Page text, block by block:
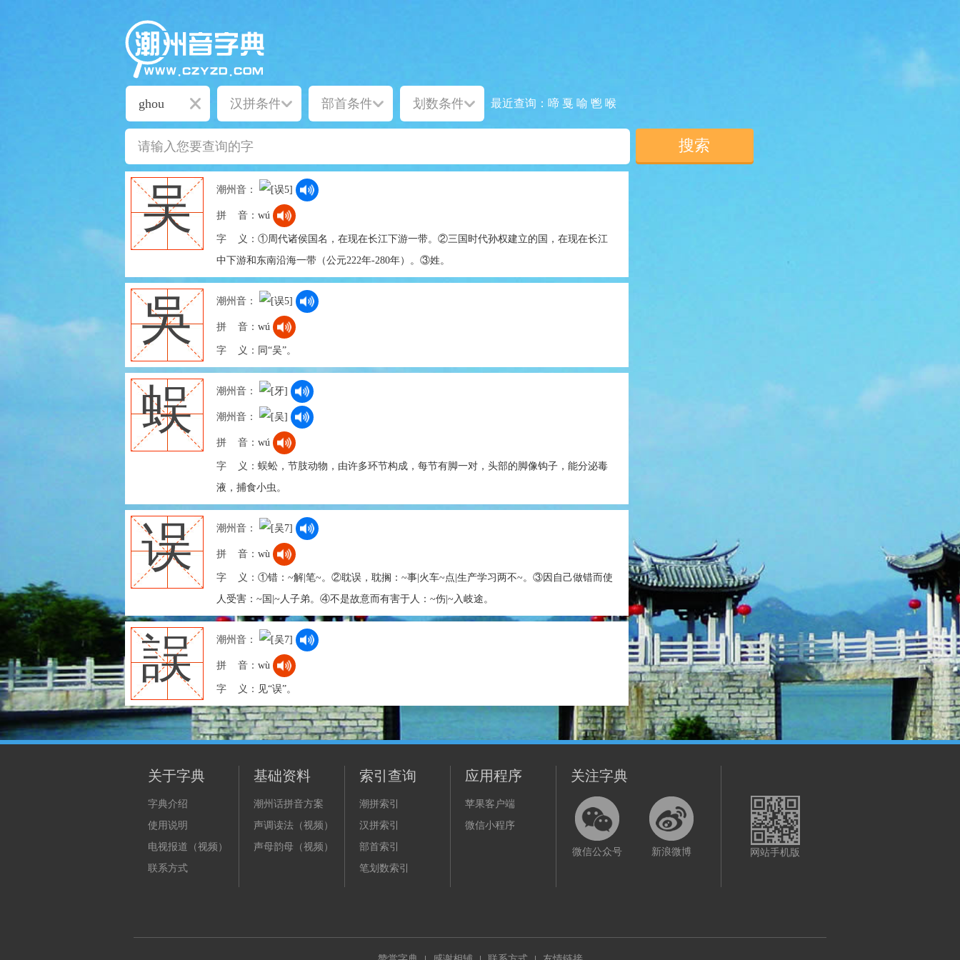
最近查询： 啼 戛 喻 鬯 喉
吴 潮州音：
拼 音： wú
字 义： ①周代诸侯国名，在现在长江下游一带。②三国时代孙权建立的国，在现在长江
中下游和东南沿海一带（公元222年-280年）。③姓。
吳 潮州音：
拼 音： wú
字 义： 同“吴”。
蜈 潮州音：
潮州音：
拼 音： wú
字 义： 蜈蚣，节肢动物，由许多环节构成，每节有脚一对，头部的脚像钩子，能分泌毒
液，捕食小虫。
误 潮州音：
拼 音： wù
字 义： ①错：~解|笔~。②耽误，耽搁：~事|火车~点|生产学习两不~。③因自己做错而使
人受害：~国|~人子弟。④不是故意而有害于人：~伤|~入岐途。
誤 潮州音：
拼 音： wù
字 义： 见“误”。
关于字典
字典介绍
使用说明
电视报道（视频）
联系方式
基础资料
潮州话拼音方案
声调读法（视频）
声母韵母（视频）
索引查询
潮拼索引
汉拼索引
部首索引
笔划数索引
应用程序
苹果客户端
微信小程序
关注字典
微信公众号 新浪微博 网站手机版